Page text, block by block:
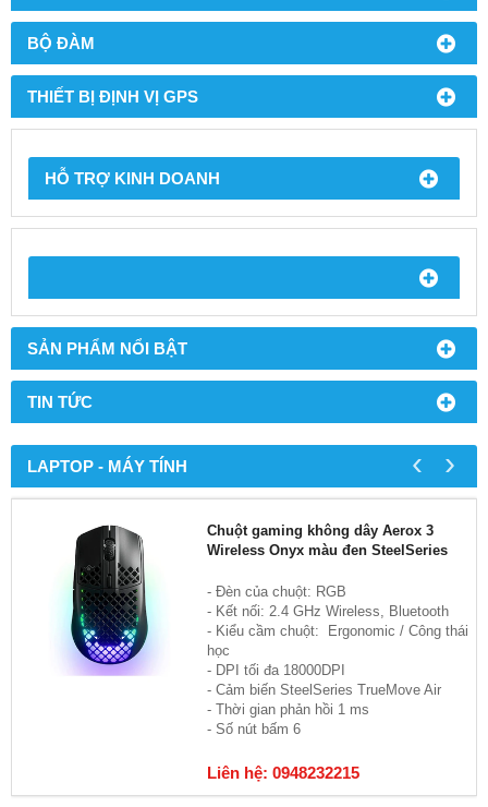
BỘ ĐÀM
THIẾT BỊ ĐỊNH VỊ GPS
HỖ TRỢ KINH DOANH
SẢN PHẨM NỔI BẬT
TIN TỨC
LAPTOP - MÁY TÍNH
Chuột gaming không dây Aerox 3
Wireless Onyx màu đen SteelSeries
- Đèn của chuột: RGB
- Kết nối: 2.4 GHz Wireless, Bluetooth
- Kiểu cầm chuột: Ergonomic / Công thái
học
- DPI tối đa 18000DPI
- Cảm biến SteelSeries TrueMove Air
- Thời gian phản hồi 1 ms
- Số nút bấm 6
Liên hệ: 0948232215
‹ ›